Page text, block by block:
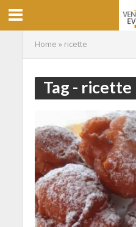
Home » ricette
Tag - ricette